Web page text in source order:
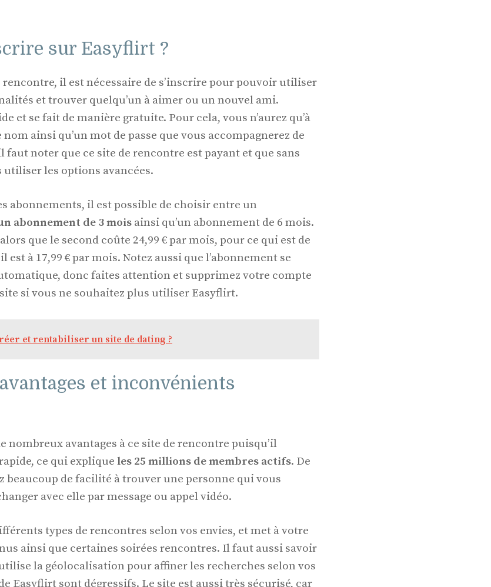
sur Easyflirt ?
rencontre, il est nécessaire de s’inscrire pour pouvoir utiliser
et trouver quelqu’un à aimer ou un nouvel ami.
et se fait de manière gratuite. Pour cela, vous n’aurez qu’à
ainsi qu’un mot de passe que vous accompagnerez de
faut noter que ce site de rencontre est payant et que sans
utiliser les options avancées.
abonnements, il est possible de choisir entre un
abonnement de 3 mois ainsi qu’un abonnement de 6 mois.
que le second coûte 24,99 € par mois, pour ce qui est de
est à 17,99 € par mois. Notez aussi que l’abonnement se
donc faites attention et supprimez votre compte
si vous ne souhaitez plus utiliser Easyflirt.
et rentabiliser un site de dating ?
et inconvénients
nombreux avantages à ce site de rencontre puisqu’il
ce qui explique les 25 millions de membres actifs. De
beaucoup de facilité à trouver une personne qui vous
avec elle par message ou appel vidéo.
types de rencontres selon vos envies, et met à votre
ainsi que certaines soirées rencontres. Il faut aussi savoir
la géolocalisation pour affiner les recherches selon vos
Easyflirt sont dégressifs. Le site est aussi très sécurisé, car